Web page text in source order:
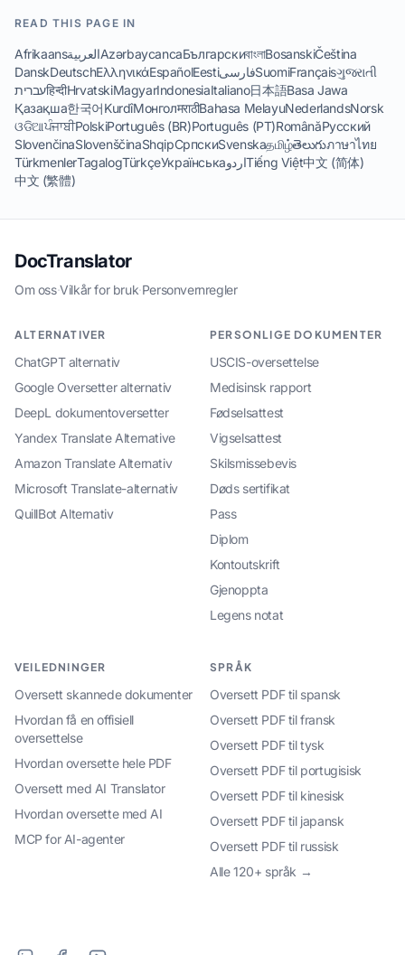
READ THIS PAGE IN
AfrikaansالعربيةAzərbaycancaБългарскиবাংলাBosanskiČeština
DanskDeutschΕλληνικάEspañolEestiفارسیSuomiFrançaisગુજરાતી
עבריתहिन्दीHrvatskiMagyarIndonesiaItaliano日本語Basa Jawa
Қазақша한국어KurdîМонголमराठीBahasa MelayuNederlandsNorsk
ଓଡିଆਪੰਜਾਬੀPolskiPortuguês (BR)Português (PT)RomânăРусский
SlovenčinaSlovenščinaShqipСрпскиSvenskaதமிழ்తెలుగుภาษาไทย
TürkmenlerTagalogTürkçeУкраїнськаاردوTiếng Việt中文 (简体)
中文 (繁體)
DocTranslator
Om oss·Vilkår for bruk·Personvernregler
ALTERNATIVER
ChatGPT alternativ
Google Oversetter alternativ
DeepL dokumentoversetter
Yandex Translate Alternative
Amazon Translate Alternativ
Microsoft Translate-alternativ
QuillBot Alternativ
PERSONLIGE DOKUMENTER
USCIS-oversettelse
Medisinsk rapport
Fødselsattest
Vigselsattest
Skilsmissebevis
Døds sertifikat
Pass
Diplom
Kontoutskrift
Gjenoppta
Legens notat
VEILEDNINGER
Oversett skannede dokumenter
Hvordan få en offisiell
oversettelse
Hvordan oversette hele PDF
Oversett med AI Translator
Hvordan oversette med AI
MCP for AI-agenter
SPRÅK
Oversett PDF til spansk
Oversett PDF til fransk
Oversett PDF til tysk
Oversett PDF til portugisisk
Oversett PDF til kinesisk
Oversett PDF til japansk
Oversett PDF til russisk
Alle 120+ språk →